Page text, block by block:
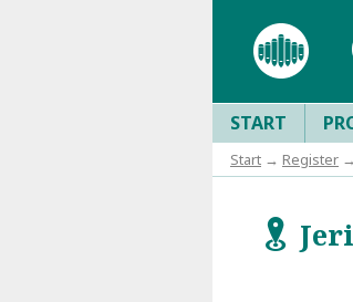
START
Start → Register →
f